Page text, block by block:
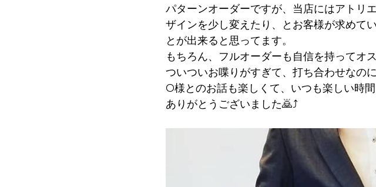
パターンオーダーですが、当店にはアトリ
ザインを少し変えたり、とお客様が求めて
とが出来ると思ってます。
もちろん、フルオーダーも自信を持ってオ
ついついお喋りがすぎて、打ち合わせなの
O様とのお話も楽しくて、いつも楽しい時
ありがとうございました🙇⤴